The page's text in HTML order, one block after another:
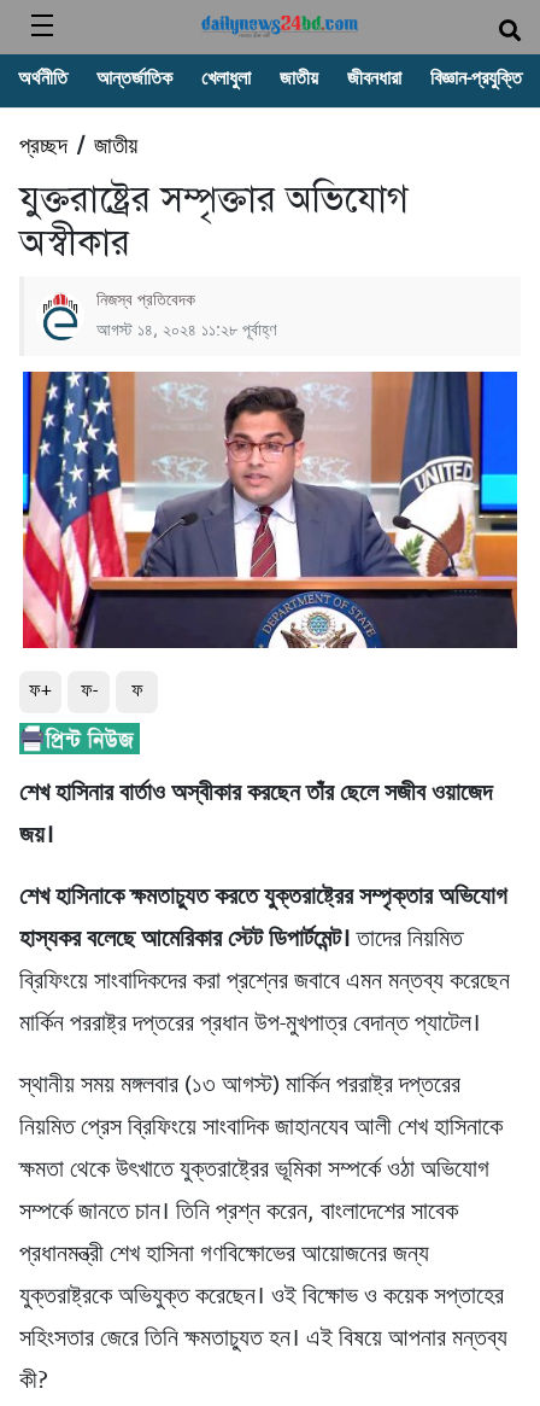
অর্থনীতি আন্তর্জাতিক খেলাধুলা জাতীয় জীবনধারা বিজ্ঞান-প্রযুক্তি
প্রচ্ছদ/ জাতীয়
যুক্তরাষ্ট্রের সম্পৃক্তার অভিযোগ
অস্বীকার
নিজস্ব প্রতিবেদক
আগস্ট ১৪, ২০২৪ ১১:২৮ পূর্বাহ্ণ
ফ+ ফ- ফ
শেখ হাসিনার বার্তাও অস্বীকার করছেন তাঁর ছেলে সজীব ওয়াজেদ
জয়।
শেখ হাসিনাকে ক্ষমতাচ্যুত করতে যুক্তরাষ্ট্রের সম্পৃক্তার অভিযোগ
হাস্যকর বলেছে আমেরিকার স্টেট ডিপার্টমেন্ট।তাদের নিয়মিত
ব্রিফিংয়ে সাংবাদিকদের করা প্রশ্নের জবাবে এমন মন্তব্য করেছেন
মার্কিন পররাষ্ট্র দপ্তরের প্রধান উপ-মুখপাত্র বেদান্ত প্যাটেল।
স্থানীয় সময় মঙ্গলবার (১৩ আগস্ট) মার্কিন পররাষ্ট্র দপ্তরের
নিয়মিত প্রেস ব্রিফিংয়ে সাংবাদিক জাহানযেব আলী শেখ হাসিনাকে
ক্ষমতা থেকে উৎখাতে যুক্তরাষ্ট্রের ভূমিকা সম্পর্কে ওঠা অভিযোগ
সম্পর্কে জানতে চান। তিনি প্রশ্ন করেন, বাংলাদেশের সাবেক
প্রধানমন্ত্রী শেখ হাসিনা গণবিক্ষোভের আয়োজনের জন্য
যুক্তরাষ্ট্রকে অভিযুক্ত করেছেন। ওই বিক্ষোভ ও কয়েক সপ্তাহের
সহিংসতার জেরে তিনি ক্ষমতাচ্যুত হন। এই বিষয়ে আপনার মন্তব্য
কী?